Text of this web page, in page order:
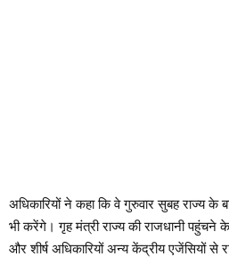
अधिकारियों ने कहा कि वे गुरुवार सुबह राज्य के
भी करेंगे। गृह मंत्री राज्य की राजधानी पहुंचने
और शीर्ष अधिकारियों अन्य केंद्रीय एजेंसियों से